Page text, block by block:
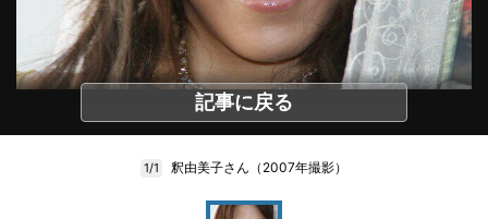
記事に戻る
1/1 釈由美子さん（2007年撮影）